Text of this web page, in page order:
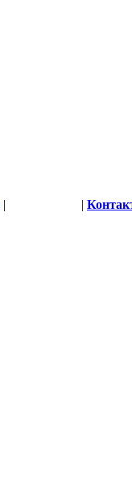
| |